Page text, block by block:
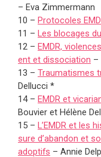
– Eva Zimmermann
10 – Protocoles
11 – Les blocages
12 – EMDR,
ent et dissociation –
13 – Traumatismes
Dellucci *
14 – EMDR et
Bouvier et Hélène
15 – L’EMDR et les
sure d’abandon et
adoptifs – Annie